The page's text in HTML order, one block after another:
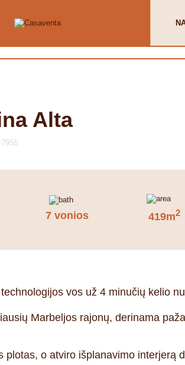
Alta
7 vonios 419m2
vos už 4 minučių kelio
Marbeljos rajonų, derinama
plotas, o atviro išplanavimo interjerą